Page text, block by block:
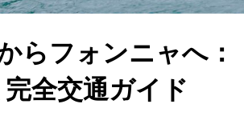
らフォンニャへ：
全交通ガイド